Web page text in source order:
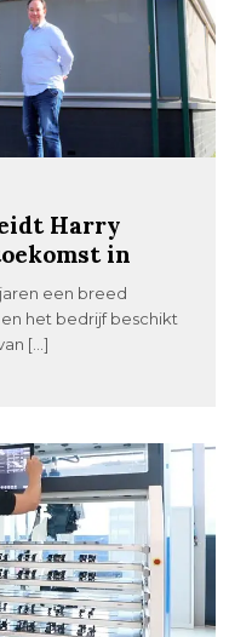
Harry
in
een breed
het bedrijf beschikt
[…]